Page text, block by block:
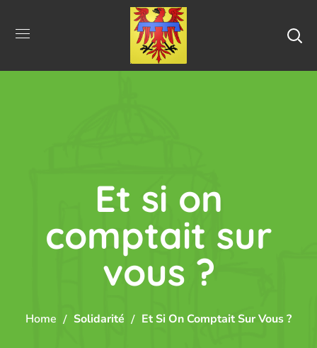
Et si on
comptait sur
vous ?
Home Solidarité Et Si On Comptait Sur Vous ?